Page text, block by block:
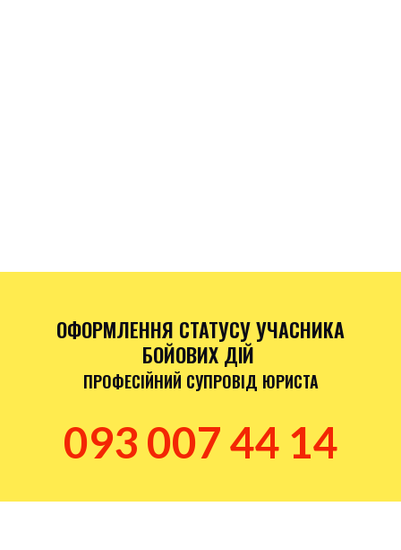
ОФОРМЛЕННЯ СТАТУСУ УЧАСНИКА
БОЙОВИХ ДІЙ
ПРОФЕСІЙНИЙ СУПРОВІД ЮРИСТА
093 007 44 14